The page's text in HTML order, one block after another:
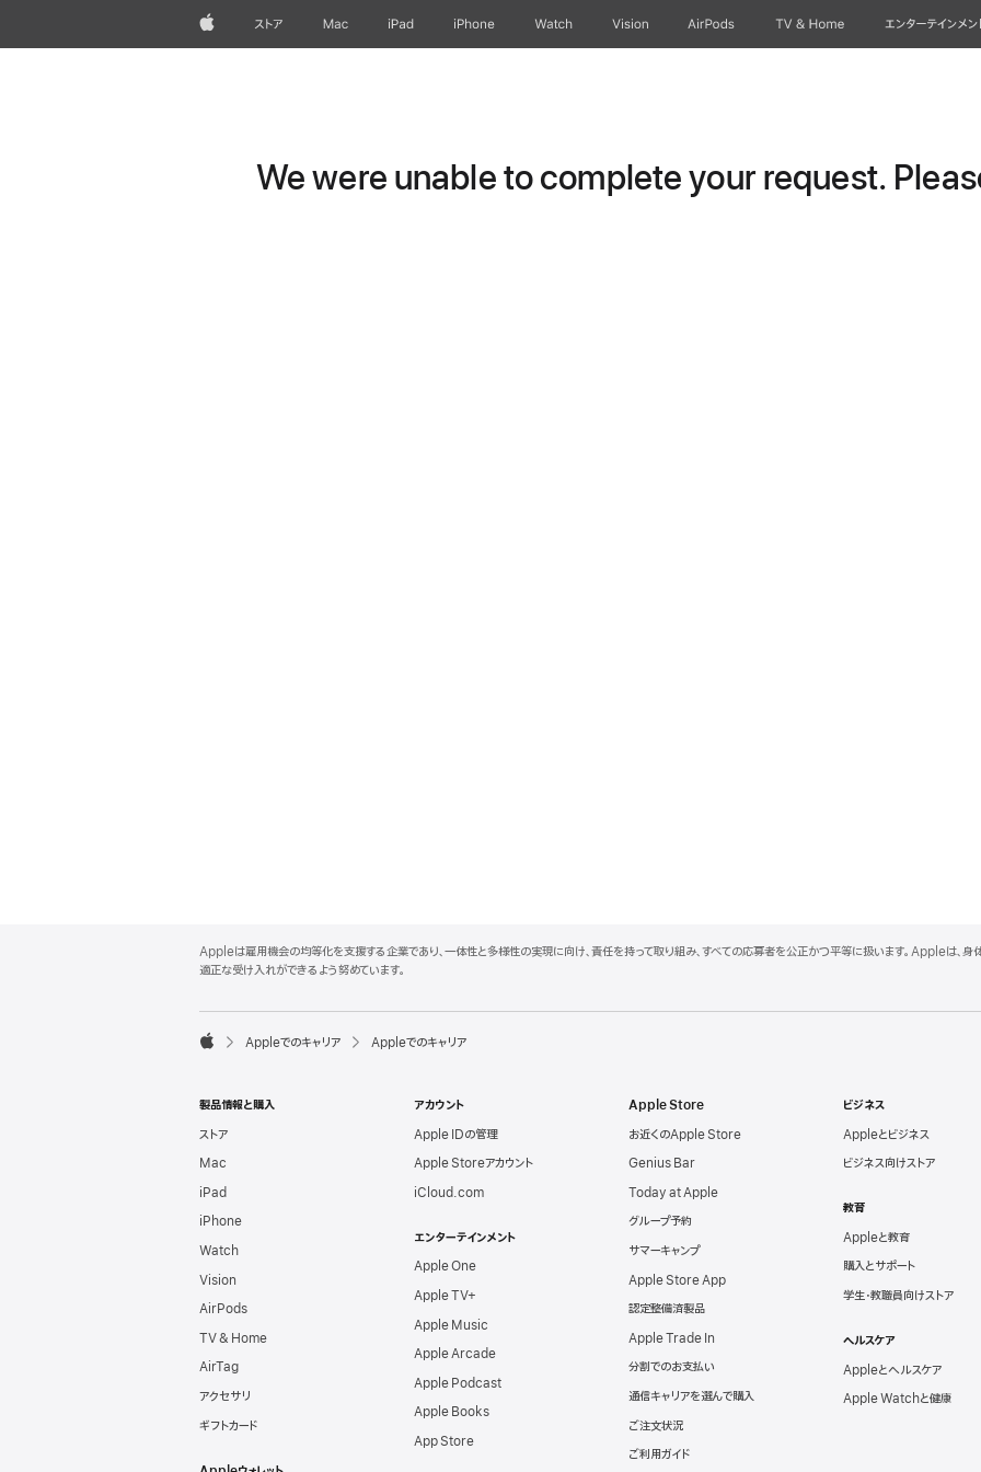
Appleストア Mac iPad iPhone Watch Vision AirPods TV & Home エンターテインメン
We were unable to complete your request.
p
p
e
o
e
Appleは雇用機会の均等化を支援する企業であり、一体性と多様性の実現に向け、責任を持って取り組み、すべての応募者を公正かつ平等に扱います。Appleは、身
適正な受け入れができるよう努めています。

p
l
e
Appleでのキャリア Appleでのキャリア
製品情報と購入
ストア
Mac
iPad
iPhone
Watch
Vision
AirPods
TV & Home
AirTag
アクセサリ
ギフトカード
アカウント
Apple IDの管理
Apple Storeアカウント
iCloud.com
エンターテインメント
Apple One
Apple TV+
Apple Music
Apple Arcade
Apple Podcast
Apple Books
App Store
Apple Store
お近くのApple Store
Genius Bar
Today at Apple
グループ予約
サマーキャンプ
Apple Store App
認定整備済製品
Apple Trade In
分割でのお支払い
通信キャリアを選んで購入
ご注文状況
ご利用ガイド
ビジネス
Appleとビジネス
ビジネス向けストア
教育
Appleと教育
購入とサポート
学生・教職員向けストア
ヘルスケア
Appleとヘルスケア
Apple Watchと健康